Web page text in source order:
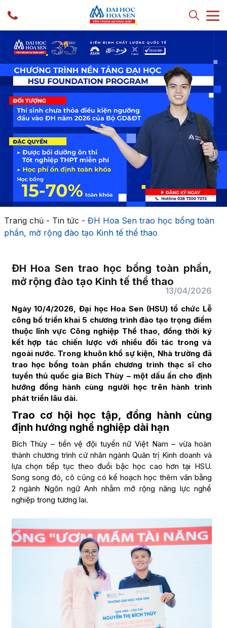
Trang chủ- Tin tức - ĐH Hoa Sen trao học bổng toàn
phần, mở rộng đào tạo Kinh tế thể thao
ĐH Hoa Sen trao học bổng toàn phần,
mở rộng đào tạo Kinh tế thể thao
13/04/2026
Ngày 10/4/2026, Đại học Hoa Sen (HSU) tổ chức Lễ
công bố triển khai 5 chương trình đào tạo trọng điểm
thuộc lĩnh vực Công nghiệp Thể thao, đồng thời ký
kết hợp tác chiến lược với nhiều đối tác trong và
ngoài nước. Trong khuôn khổ sự kiện, Nhà trường đã
trao học bổng toàn phần chương trình thạc sĩ cho
tuyển thủ quốc gia Bích Thùy – một dấu ấn cho định
hướng đồng hành cùng người học trên hành trình
phát triển lâu dài.
Trao cơ hội học tập, đồng hành cùng
định hướng nghề nghiệp dài hạn
Bích Thùy – tiền vệ đội tuyển nữ Việt Nam – vừa hoàn
thành chương trình cử nhân ngành Quản trị Kinh doanh và
lựa chọn tiếp tục theo đuổi bậc học cao hơn tại HSU.
Song song đó, cô cũng có kế hoạch học thêm văn bằng
2 ngành Ngôn ngữ Anh nhằm mở rộng năng lực nghề
nghiệp trong tương lai.